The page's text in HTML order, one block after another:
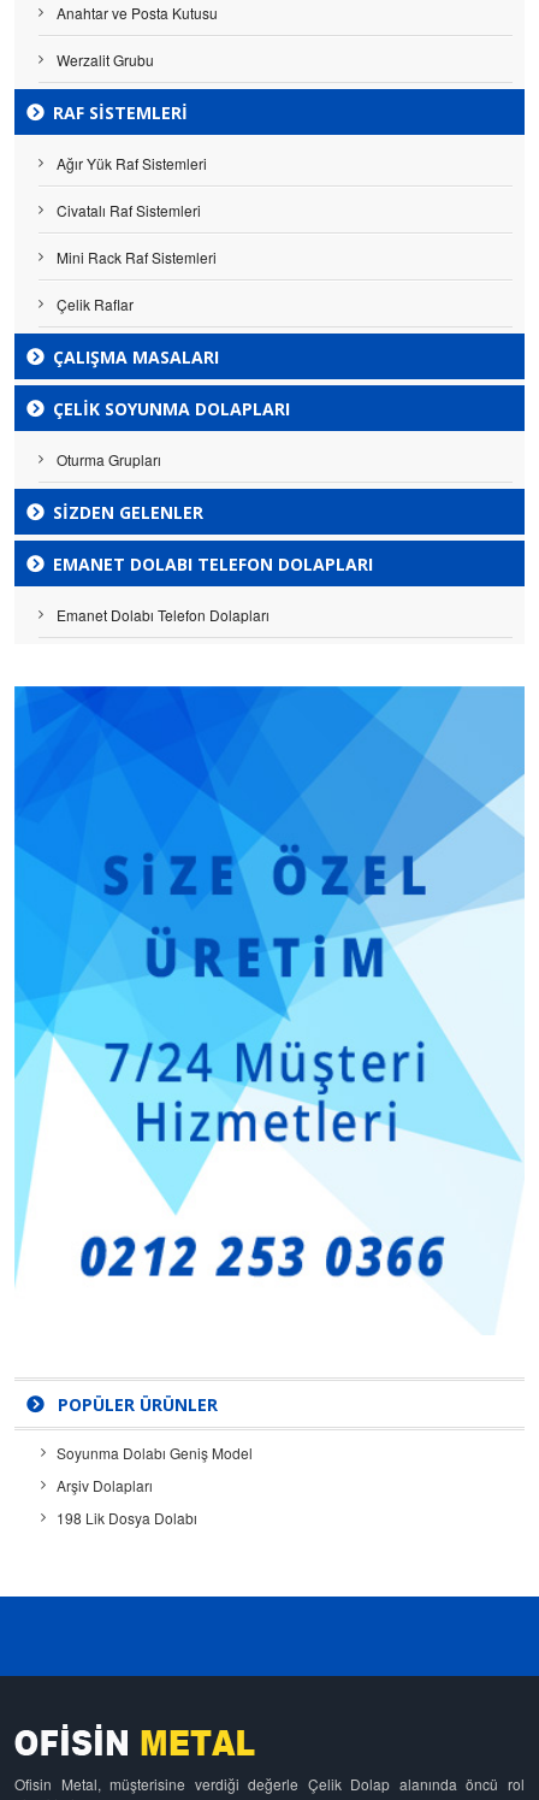
Anahtar ve Posta Kutusu
Werzalit Grubu
RAF SISTEMLERI
Ağır Yük Raf Sistemleri
Civatalı Raf Sistemleri
Mini Rack Raf Sistemleri
Çelik Raflar
ÇALIŞMA MASALARI
ÇELIK SOYUNMA DOLAPLARI
Oturma Grupları
SİZDEN GELENLER
EMANET DOLABI TELEFON DOLAPLARI
Emanet Dolabı Telefon Dolapları
POPÜLER ÜRÜNLER
Soyunma Dolabı Geniş Model
Arşiv Dolapları
198 Lik Dosya Dolabı
Ofisin Metal, müşterisine verdiği değerle Çelik Dolap alanında öncü rol